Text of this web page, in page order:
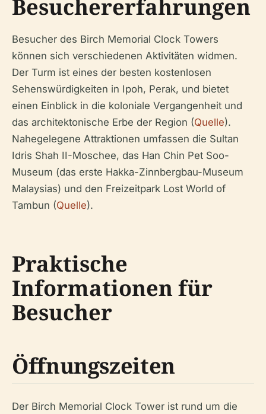
Besuchererfahrungen
Besucher des Birch Memorial Clock Towers
können sich verschiedenen Aktivitäten widmen.
Der Turm ist eines der besten kostenlosen
Sehenswürdigkeiten in Ipoh, Perak, und bietet
einen Einblick in die koloniale Vergangenheit und
das architektonische Erbe der Region (Quelle).
Nahegelegene Attraktionen umfassen die Sultan
Idris Shah II-Moschee, das Han Chin Pet Soo-
Museum (das erste Hakka-Zinnbergbau-Museum
Malaysias) und den Freizeitpark Lost World of
Tambun (Quelle).
Praktische
Informationen für
Besucher
Öffnungszeiten
Der Birch Memorial Clock Tower ist rund um die